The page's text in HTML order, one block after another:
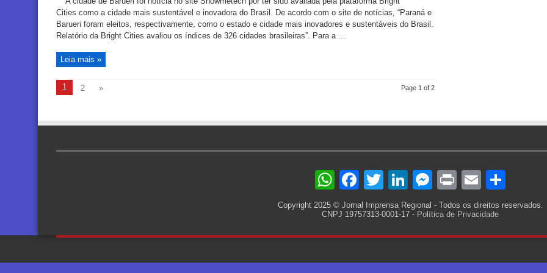
Cities como a cidade mais sustentável e inovadora do Brasil. De acordo com o site de notícias, “Paraná e
Barueri foram eleitos, respectivamente, como o estado e cidade mais inovadores e sustentáveis do Brasil.
Relatório da Bright Cities avaliou os índices de 326 cidades brasileiras”. Para a ...
Leia mais »
Page 1 of 2
1 2 »
WhatsApp
Facebook
TwitterLinkedIn
Messenger
PrintEmail
Copyright 2025 © Jornal Imprensa Regional - Todos os direitos reservados.
CNPJ 19757313-0001-17 - Política de Privacidade